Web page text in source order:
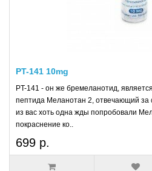
PT-141 10mg
PT-141 - он же бремеланотид,
пептида Меланотан 2, отвечающий за
из вас хоть одна жды попробовали
покраснение ко..
699 р.